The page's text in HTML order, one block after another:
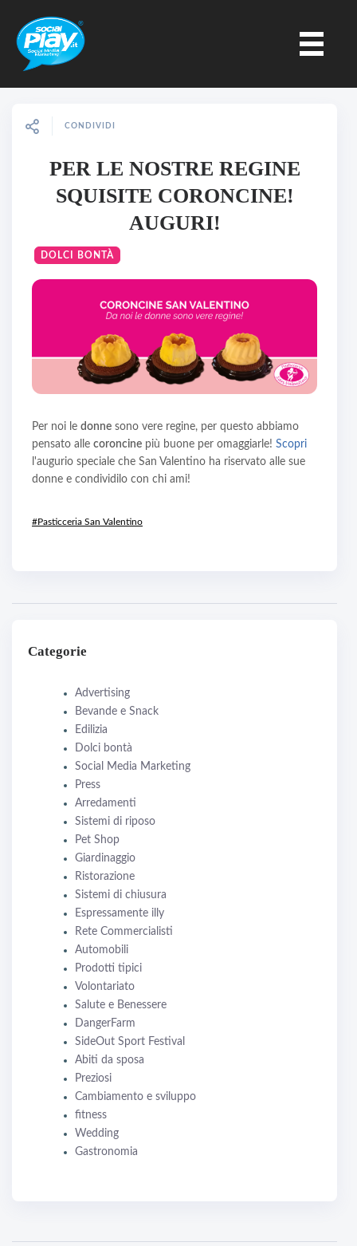
CONDIVIDI
PER LE NOSTRE REGINE
SQUISITE CORONCINE!
AUGURI!
DOLCI BONTÀ
Per noi le donne sono vere regine, per questo abbiamo
pensato alle coroncine più buone per omaggiarle! Scopri
l'augurio speciale che San Valentino ha riservato alle sue
donne e condividilo con chi ami!
#Pasticceria San Valentino
Categorie
Advertising
Bevande e Snack
Edilizia
Dolci bontà
Social Media Marketing
Press
Arredamenti
Sistemi di riposo
Pet Shop
Giardinaggio
Ristorazione
Sistemi di chiusura
Espressamente illy
Rete Commercialisti
Automobili
Prodotti tipici
Volontariato
Salute e Benessere
DangerFarm
SideOut Sport Festival
Abiti da sposa
Preziosi
Cambiamento e sviluppo
fitness
Wedding
Gastronomia